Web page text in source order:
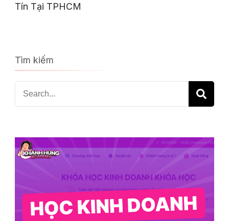
Tín Tại TPHCM
Tìm kiếm
Search
for: